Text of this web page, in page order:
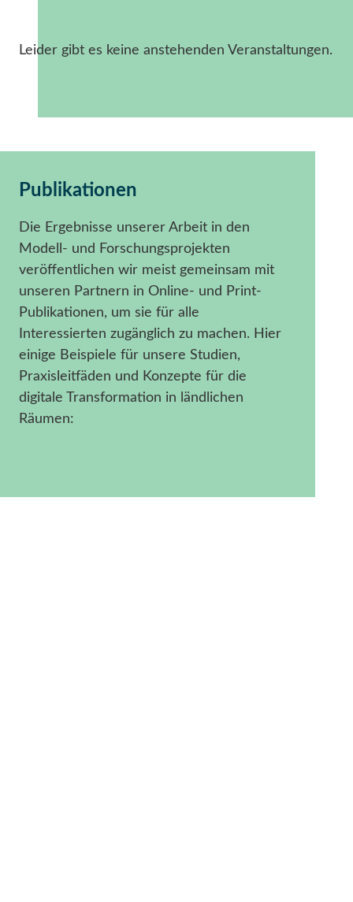
Leider gibt es keine anstehenden Veranstaltungen.
Publikationen
Die Ergebnisse unserer Arbeit in den
Modell- und Forschungsprojekten
veröffentlichen wir meist gemeinsam mit
unseren Partnern in Online- und Print-
Publikationen, um sie für alle
Interessierten zugänglich zu machen. Hier
einige Beispiele für unsere Studien,
Praxisleitfäden und Konzepte für die
digitale Transformation in ländlichen
Räumen: